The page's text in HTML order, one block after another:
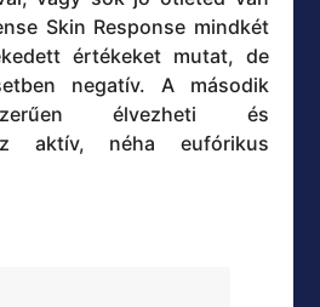
Skin Response mindkét
értékeket mutat, de
negatív. A második
élvezheti és
aktív, néha eufórikus